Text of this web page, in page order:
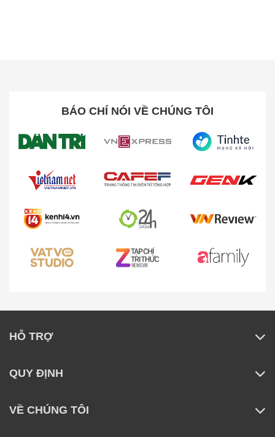
bụi lau nhà Roborock Q10 VF còn được nâng cấp với
nhà trở nên chủ động và hiệu quả hơn bao giờ hết.
Với khả năng nâng giẻ lau đến 8mm và rung 3.000
lần mỗi phút, Roborock Q10 VF tối ưu hóa lực ma
sát, giúp đánh bay vết bẩn cứng đầu như bùn đất,
BÁO CHÍ NÓI VỀ CHÚNG TÔI
HỖ TRỢ
QUY ĐỊNH
VỀ CHÚNG TÔI